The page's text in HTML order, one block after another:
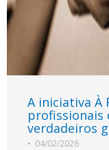
A iniciativa À
profissionais
verdadeiros
• 04/02/2026